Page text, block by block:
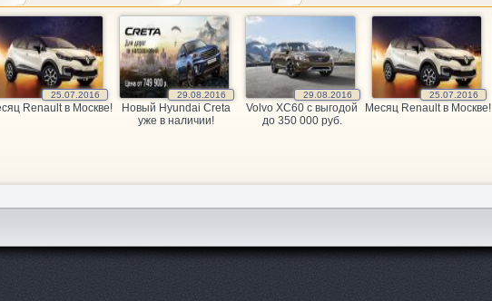
25.07.2016
Renault в Москве!
29.08.2016
Новый Hyundai Creta
уже в наличии!
29.08.2016
Volvo XC60 c выгодой
до 350 000 руб.
25.07.2016
Месяц Renault в Москве!